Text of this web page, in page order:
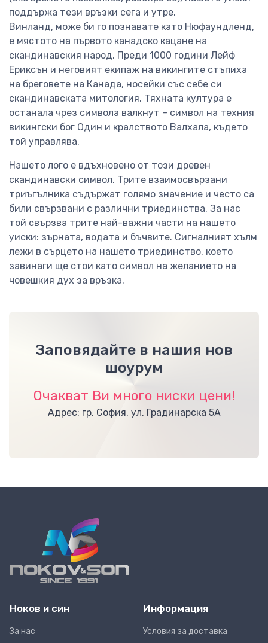
поддържа тези връзки сега и утре.
Винланд, може би го познавате като Нюфаундленд,
е мястото на първото канадско кацане на
скандинавския народ. Преди 1000 години Лейф
Ериксън и неговият екипаж на викингите стъпиха
на бреговете на Канада, носейки със себе си
скандинавската митология. Тяхната култура е
останала чрез символа валкнут – символ на техния
викингски бог Один и кралството Валхала, където
той управлява.
Нашето лого е вдъхновено от този древен
скандинавски символ. Трите взаимосвързани
триъгълника съдържат голямо значение и често са
били свързвани с различни триединства. За нас
той свързва трите най-важни части на нашето
уиски: зърната, водата и бъчвите. Сигналният хълм
лежи в сърцето на нашето триединство, което
завинаги ще стои като символ на желанието на
човешкия дух за връзка.
Заповядайте в нашия нов
шоурум
Очакват Ви много ниски цени!
Адрес: гр. София, ул. Градинарска 5А
Ноков и син
За нас
Информация
Условия за доставка